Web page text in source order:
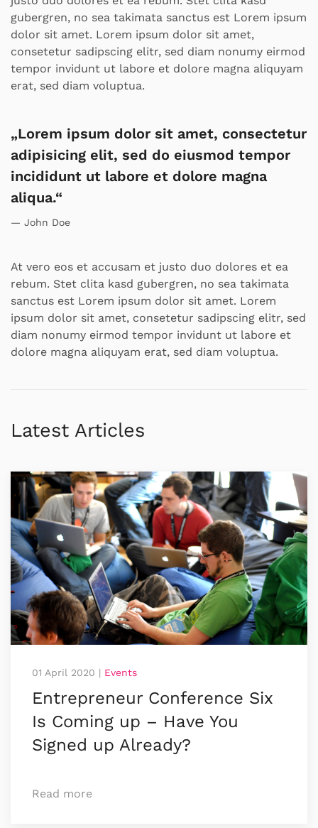
gubergren, no sea takimata sanctus est Lorem ipsum
dolor sit amet. Lorem ipsum dolor sit amet,
consetetur sadipscing elitr, sed diam nonumy eirmod
tempor invidunt ut labore et dolore magna aliquyam
erat, sed diam voluptua.
„Lorem ipsum dolor sit amet, consectetur
adipisicing elit, sed do eiusmod tempor
incididunt ut labore et dolore magna
aliqua.“
John Doe
At vero eos et accusam et justo duo dolores et ea
rebum. Stet clita kasd gubergren, no sea takimata
sanctus est Lorem ipsum dolor sit amet. Lorem
ipsum dolor sit amet, consetetur sadipscing elitr, sed
diam nonumy eirmod tempor invidunt ut labore et
dolore magna aliquyam erat, sed diam voluptua.
Latest Articles
01 April 2020 | Events
Entrepreneur Conference Six
Is Coming up – Have You
Signed up Already?
Read more